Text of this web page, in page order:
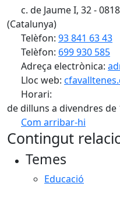
c. de Jaume I, 32 -
(Catalunya)
Telèfon: 93 841 63 43
Telèfon: 699 930 585
Adreça electrònica:
Lloc web:
Horari:
de dilluns a divendres de
Com arribar-hi
+
Contingut
Temes
Educació